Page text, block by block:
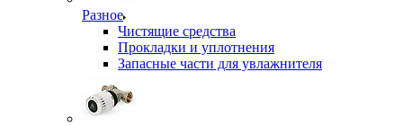
Разное
Чистящие средства
Прокладки и уплотнения
Запасные части для увлажнителя